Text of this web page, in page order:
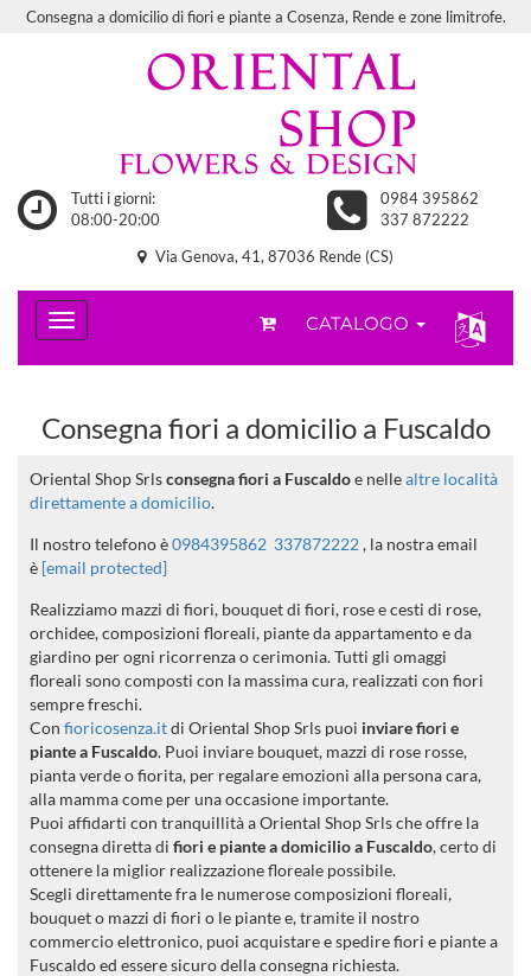
Consegna a domicilio di fiori e piante a Cosenza, Rende e zone limitrofe.
Tutti i giorni:
08:00-20:00
0984 395862
337 872222
Via Genova, 41, 87036 Rende (CS)
CATALOGO
Consegna fiori a domicilio a Fuscaldo
Oriental Shop Srlsconsegna fiori a Fuscaldoe nellealtre località
direttamente a domicilio.
Il nostro telefono è0984395862 337872222, la nostra email
è [email protected]
Realizziamo mazzi di fiori, bouquet di fiori, rose e cesti di rose,
orchidee, composizioni floreali, piante da appartamento e da
giardino per ogni ricorrenza o cerimonia. Tutti gli omaggi
floreali sono composti con la massima cura, realizzati con fiori
sempre freschi.
Con fioricosenza.itdi Oriental Shop Srls puoi inviare fiori e
piante a Fuscaldo. Puoi inviare bouquet, mazzi di rose rosse,
pianta verde o fiorita, per regalare emozioni alla persona cara,
alla mamma come per una occasione importante.
Puoi affidarti con tranquillità a Oriental Shop Srls che offre la
consegna diretta di fiori e piante a domicilio a Fuscaldo, certo di
ottenere la miglior realizzazione floreale possibile.
Scegli direttamente fra le numerose composizioni floreali,
bouquet o mazzi di fiori o le piante e, tramite il nostro
commercio elettronico, puoi acquistare e spedire fiori e piante a
Fuscaldo ed essere sicuro della consegna richiesta.